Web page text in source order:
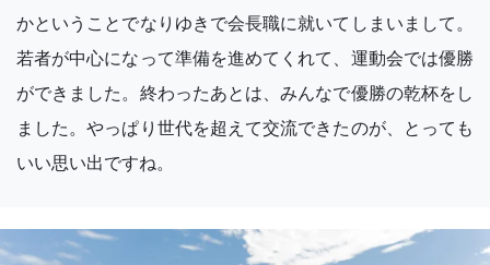
かということでなりゆきで会長職に就いてしまいまして。
若者が中心になって準備を進めてくれて、運動会では優勝
ができました。終わったあとは、みんなで優勝の乾杯をし
ました。やっぱり世代を超えて交流できたのが、とっても
いい思い出ですね。